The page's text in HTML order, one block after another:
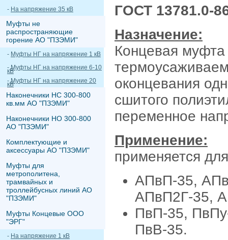
ГОСТ 13781.0-
Назначение:
Концевая муфта
оконцевания
сшитого
переменное
Применение:
применяется
АПвП-35,
АПвП2Г-35,
ПвП-35,
ПвВ-35.
- На напряжение 35 кВ
Муфты не
распространяющие
горение АО "ПЗЭМИ"
- Муфты НГ на напряжение 1 кВ
-Муфты НГ на напряжение 6-10
кВ
-Муфты НГ на напряжение 20
кВ
Наконечники НС 300-800
кв.мм АО "ПЗЭМИ"
Наконечники НО 300-800
АО "ПЗЭМИ"
Комплектующие и
аксессуары АО "ПЗЭМИ"
Муфты для
метрополитена,
трамвайных и
троллейбусных линий АО
"ПЗЭМИ"
Муфты Концевые ООО
"ЭРГ"
- На напряжение 1 кВ